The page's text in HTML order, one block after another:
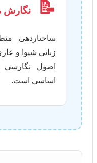
📝
ساختاردهی
زبانی شیوا و
اصول
اساسی است.